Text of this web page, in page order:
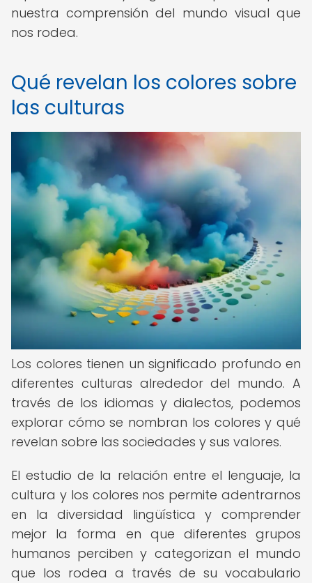
nuestra comprensión del mundo visual que
nos rodea.
Qué revelan los colores sobre
las culturas
Los colores tienen un significado profundo en
diferentes culturas alrededor del mundo. A
través de los idiomas y dialectos, podemos
explorar cómo se nombran los colores y qué
revelan sobre las sociedades y sus valores.
El estudio de la relación entre el lenguaje, la
cultura y los colores nos permite adentrarnos
en la diversidad lingüística y comprender
mejor la forma en que diferentes grupos
humanos perciben y categorizan el mundo
que los rodea a través de su vocabulario